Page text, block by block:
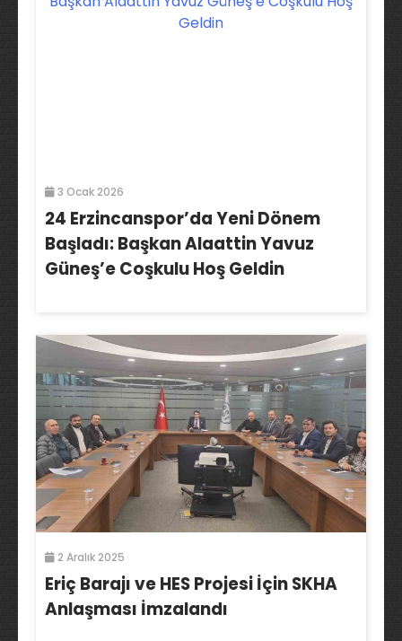
3 Ocak 2026
24 Erzincanspor’da Yeni Dönem
Başladı: Başkan Alaattin Yavuz
Güneş’e Coşkulu Hoş Geldin
2 Aralık 2025
Eriç Barajı ve HES Projesi İçin SKHA
Anlaşması İmzalandı